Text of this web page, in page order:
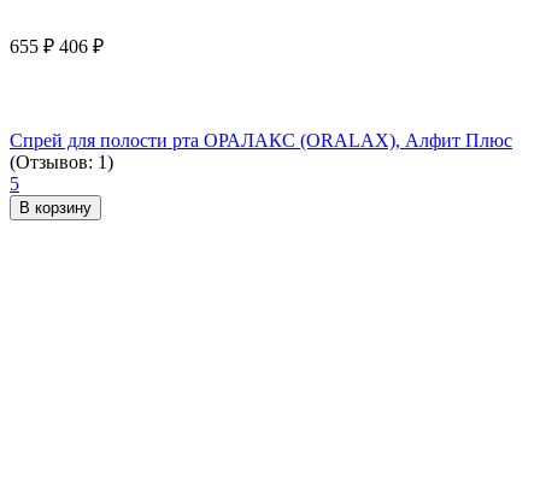
655 ₽ 406 ₽
Спрей для полости рта ОРАЛАКС (ORALAX), Алфит Плюс
(Отзывов: 1)
5
В корзину